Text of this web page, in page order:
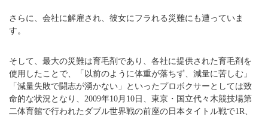
さらに、会社に解雇され、彼女にフラれる災難にも遭っていま
す。
そして、最大の災難は育毛剤であり、各社に提供された育毛剤を
使用したことで、「以前のように体重が落ちず、減量に苦しむ」
「減量失敗で闘志が湧かない」といったプロボクサーとしては致
命的な状況となり、2009年10月10日、東京・国立代々木競技場第
二体育館で行われたダブル世界戦の前座の日本タイトル戦で1R、